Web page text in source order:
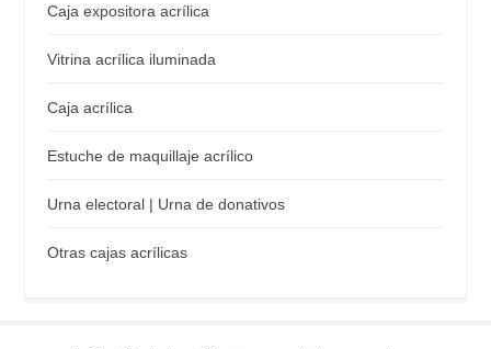
Caja expositora acrílica
Vitrina acrílica iluminada
Caja acrílica
Estuche de maquillaje acrílico
Urna electoral | Urna de donativos
Otras cajas acrílicas